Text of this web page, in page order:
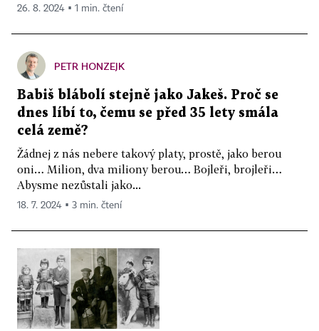
26. 8. 2024 ▪ 1 min. čtení
PETR HONZEJK
Babiš blábolí stejně jako Jakeš. Proč se
dnes líbí to, čemu se před 35 lety smála
celá země?
Žádnej z nás nebere takový platy, prostě, jako berou
oni… Milion, dva miliony berou… Bojleři, brojleři…
Abysme nezůstali jako...
18. 7. 2024 ▪ 3 min. čtení